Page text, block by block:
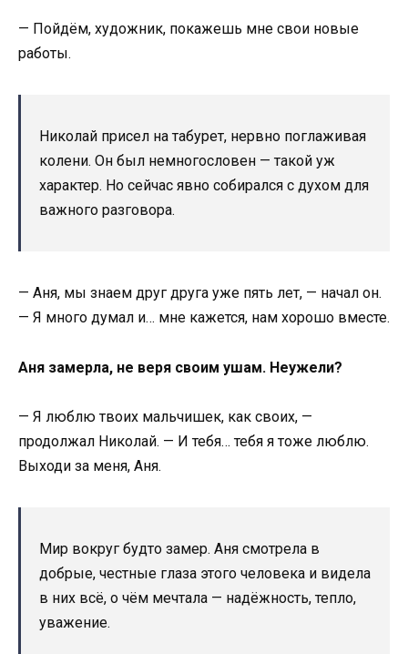
— Пойдём, художник, покажешь мне свои новые
работы.
Николай присел на табурет, нервно поглаживая
колени. Он был немногословен — такой уж
характер. Но сейчас явно собирался с духом для
важного разговора.
— Аня, мы знаем друг друга уже пять лет, — начал он.
— Я много думал и… мне кажется, нам хорошо вместе.
Аня замерла, не веря своим ушам. Неужели?
— Я люблю твоих мальчишек, как своих, —
продолжал Николай. — И тебя… тебя я тоже люблю.
Выходи за меня, Аня.
Мир вокруг будто замер. Аня смотрела в
добрые, честные глаза этого человека и видела
в них всё, о чём мечтала — надёжность, тепло,
уважение.